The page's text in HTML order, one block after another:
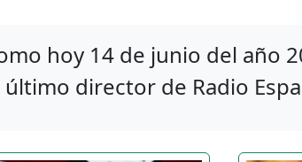
hoy 14 de junio del año
último director de Radio